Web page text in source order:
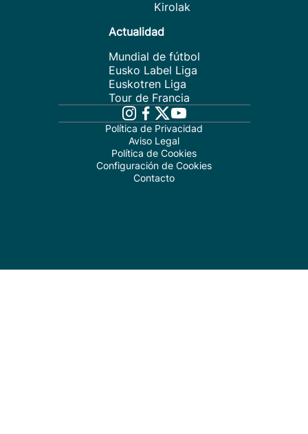
Kirolak
Actualidad
Mundial de fútbol
Eusko Label Liga
Euskotren Liga
Tour de Francia
Política de Privacidad
Aviso Legal
Política de Cookies
Configuración de Cookies
Contacto